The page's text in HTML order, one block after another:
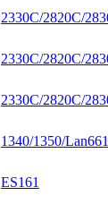
2330C/2820C/
2330C/2820C/
2330C/2820C/
1340/1350/
ES161